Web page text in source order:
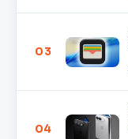
03
04